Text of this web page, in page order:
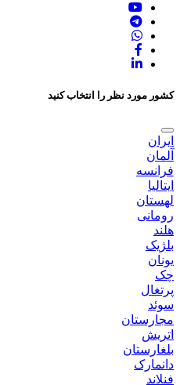
کشور مورد نظر را انتخاب کنید
ایران
آلمان
فرانسه
ایتالیا
لهستان
رومانی
هلند
بلژیک
یونان
چک
پرتغال
سوئد
مجارستان
اتریش
بلغارستان
دانمارک
فنلاند